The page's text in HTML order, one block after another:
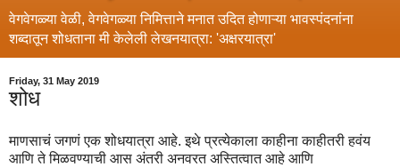
वेगवेगळ्या वेळी, वेगवेगळ्या निमित्ताने मनात उदित होणाऱ्या भावस्पंदनांना
शब्दातून शोधताना मी केलेली लेखनयात्रा: 'अक्षरयात्रा'
Friday, 31 May 2019
शोध
माणसाचं जगणं एक शोधयात्रा आहे. इथे प्रत्येकाला काहीना काहीतरी हवंय
आणि ते मिळवण्याची आस अंतरी अनवरत अस्तित्वात आहे आणि